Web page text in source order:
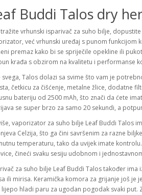
Buddi Talos dry
vrhunski isparivač za suho bilje,
već vrhunski uređaj s punom funkcijom
premaz kako bi se spriječile opekline ili
krađa s obzirom na kvalitetu i performanse
svega, Talos dolazi sa svime što vam je
četkicu za čišćenje, metalne žlice, dodatne
bateriju od 2500 mAh, što znači da ćete
se super brzo za samo 20 sekundi, a
vaporizator za suho bilje Leaf Buddi Talos
Celzija, što ga čini savršenim za razne
temperaturu, tako da uvijek imate
čineći svaku sesiju udobnom i
za suho bilje Leaf Buddi Talos također
ili mirisa. Keramička komora za grijanje još je
lijepo hladi paru za ugodan pogodak svaki put.